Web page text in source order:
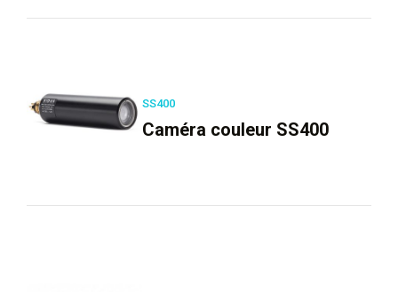
SS400
Caméra couleur SS400